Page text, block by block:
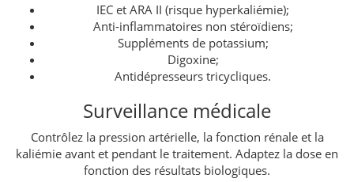
IEC et ARA II (risque hyperkaliémie);
Anti-inflammatoires non stéroïdiens;
Suppléments de potassium;
Digoxine;
Antidépresseurs tricycliques.
Surveillance médicale
Contrôlez la pression artérielle, la fonction rénale et la
kaliémie avant et pendant le traitement. Adaptez la dose en
fonction des résultats biologiques.